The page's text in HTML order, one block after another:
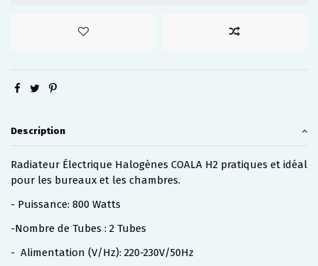
Description
Radiateur Électrique Halogènes COALA H2 pratiques et idéal
pour les bureaux et les chambres.
- Puissance: 800 Watts
-Nombre de Tubes : 2 Tubes
- Alimentation (V/Hz): 220-230V/50Hz